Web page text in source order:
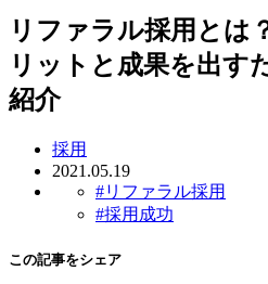
リファラル採用とは
リットと成果を出す
紹介
採用
2021.05.19
#リファラル採用
#採用成功
この記事をシェア